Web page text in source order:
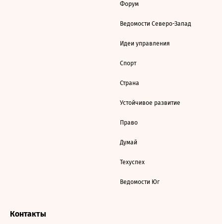
Форум
Ведомости Северо-Запад
Идеи управления
Спорт
Страна
Устойчивое развитие
Право
Думай
Техуспех
Ведомости Юг
Контакты